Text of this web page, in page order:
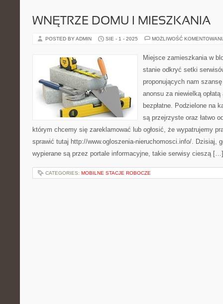
WNĘTRZE DOMU I MIESZKANIA
POSTED BY ADMIN SIE - 1 - 2025 MOŻLIWOŚĆ
Miejsce zamieszkania w
stanie odkryć setki
proponujących nam
anonsu za niewielką
bezpłatne. Podzielone na
są przejrzyste oraz łatwo
którym chcemy się zareklamować lub ogłosić, że wypatrujemy
sprawić tutaj http://www.ogloszenia-nieruchomosci.info/. Dzisiaj,
wypierane są przez portale informacyjne, takie serwisy cieszą […]
CATEGORIES: MOBILNE STACJE ROBOCZE